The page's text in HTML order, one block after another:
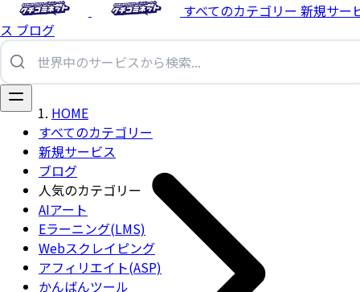
すべてのカテゴリー 新規サー
ス ブログ
すべてのカテゴリー
新規サービス
ブログ
人気のカテゴリー
AIアート
Eラーニング(LMS)
Webスクレイピング
アフィリエイト(ASP)
かんばんツール
HOME